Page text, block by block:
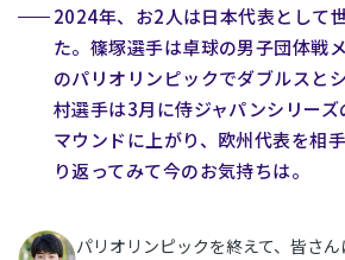
2024年、お2人は日本代表として
た。篠塚選手は卓球の男子団体戦
のパリオリンピックでダブルスと
村選手は3月に侍ジャパンシリー
マウンドに上がり、欧州代表を相
り返ってみて今のお気持ちは。
パリオリンピックを終えて、皆さ